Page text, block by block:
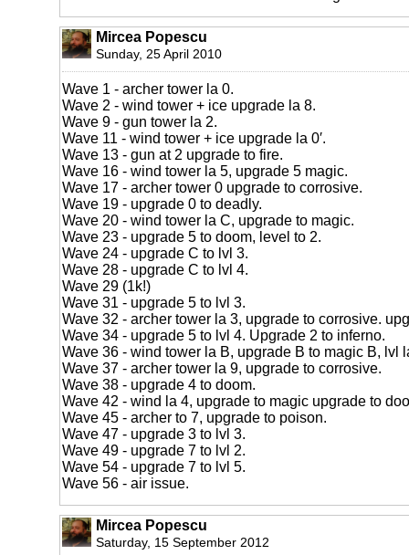
Mircea Popescu
Sunday, 25 April 2010
Wave 1 - archer tower la 0.
Wave 2 - wind tower + ice upgrade la 8.
Wave 9 - gun tower la 2.
Wave 11 - wind tower + ice upgrade la 0′.
Wave 13 - gun at 2 upgrade to fire.
Wave 16 - wind tower la 5, upgrade 5 magic.
Wave 17 - archer tower 0 upgrade to corrosive.
Wave 19 - upgrade 0 to deadly.
Wave 20 - wind tower la C, upgrade to magic.
Wave 23 - upgrade 5 to doom, level to 2.
Wave 24 - upgrade C to lvl 3.
Wave 28 - upgrade C to lvl 4.
Wave 29 (1k!)
Wave 31 - upgrade 5 to lvl 3.
Wave 32 - archer tower la 3, upgrade to corrosive.
Wave 34 - upgrade 5 to lvl 4. Upgrade 2 to inferno.
Wave 36 - wind tower la B, upgrade B to magic B, lvl
Wave 37 - archer tower la 9, upgrade to corrosive.
Wave 38 - upgrade 4 to doom.
Wave 42 - wind la 4, upgrade to magic upgrade to
Wave 45 - archer to 7, upgrade to poison.
Wave 47 - upgrade 3 to lvl 3.
Wave 49 - upgrade 7 to lvl 2.
Wave 54 - upgrade 7 to lvl 5.
Wave 56 - air issue.
Mircea Popescu
Saturday, 15 September 2012